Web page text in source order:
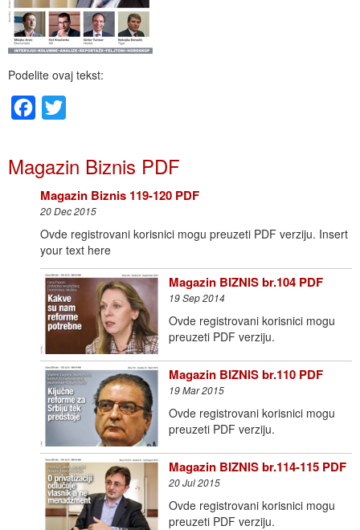
Podelite ovaj tekst:
Facebook
Magazin Biznis PDF
Magazin Biznis 119-120 PDF
20 Dec 2015
Ovde registrovani korisnici mogu preuzeti PDF verziju. Insert
your text here
Magazin BIZNIS br.104 PDF
19 Sep 2014
Ovde registrovani korisnici mogu
preuzeti PDF verziju.
Magazin BIZNIS br.110 PDF
19 Mar 2015
Ovde registrovani korisnici mogu
preuzeti PDF verziju.
Magazin BIZNIS br.114-115 PDF
20 Jul 2015
Ovde registrovani korisnici mogu
preuzeti PDF verziju.